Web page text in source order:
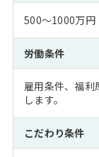
500～1000万円
労働条件
雇用条件、福利
します。
こだわり条件